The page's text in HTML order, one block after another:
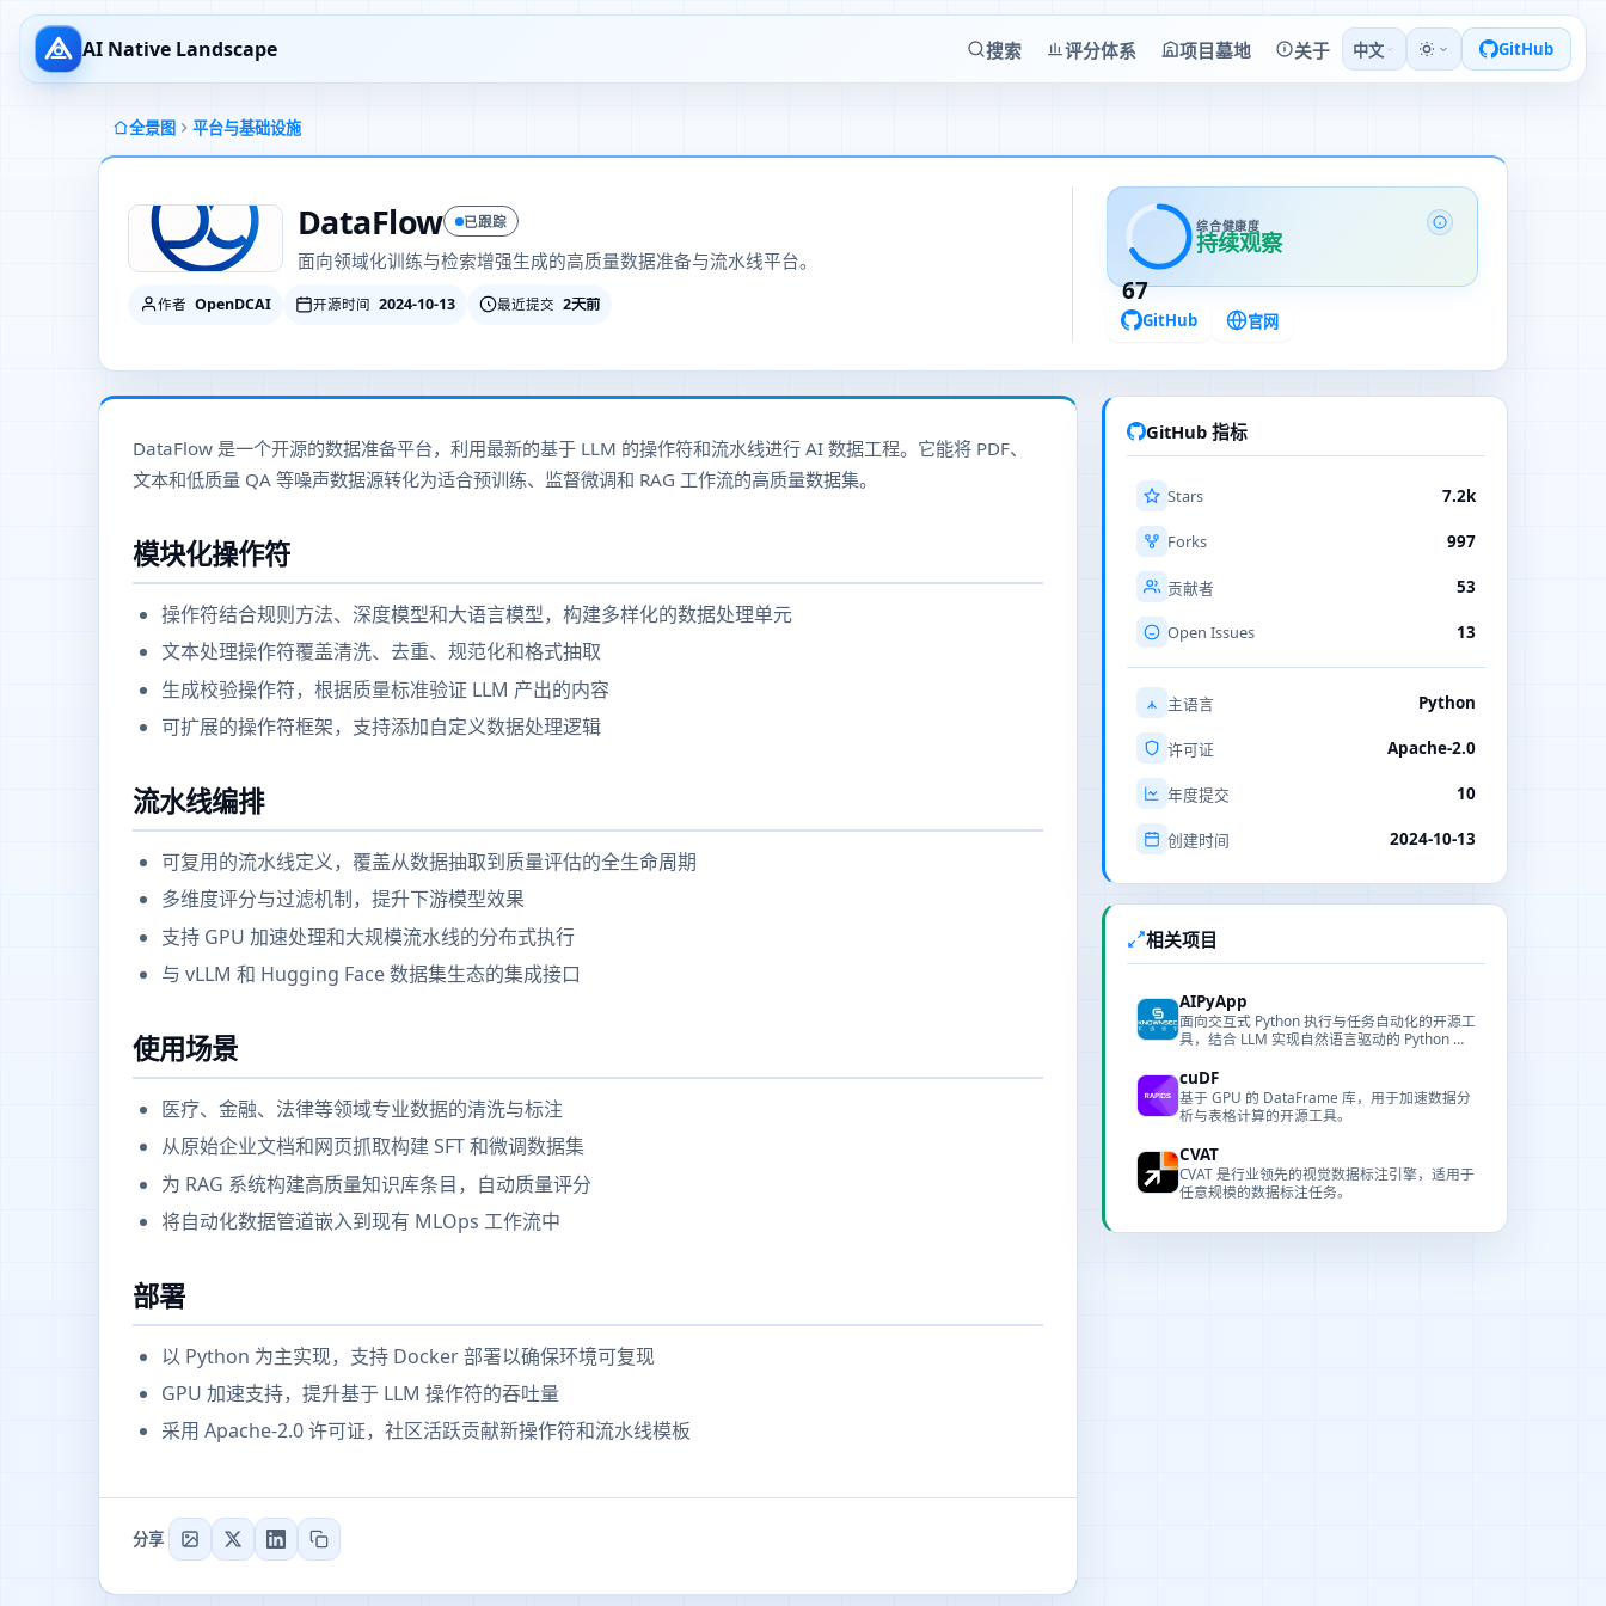
AI Native Landscape 搜索 评分体系 项目墓地 关于 中文 GitHub
全景图 平台与基础设施
DataFlow 已跟踪
面向领域化训练与检索增强生成的高质量数据准备与流水线平台。
作者 OpenDCAI 开源时间 2024-10-13 最近提交 2天前 67
综合健康度
持续观察
GitHub 官网
DataFlow 是一个开源的数据准备平台，利用最新的基于 LLM 的操作符和流水线进行 AI 数据工程。它能将 PDF、
文本和低质量 QA 等噪声数据源转化为适合预训练、监督微调和 RAG 工作流的高质量数据集。
模块化操作符
操作符结合规则方法、深度模型和大语言模型，构建多样化的数据处理单元
文本处理操作符覆盖清洗、去重、规范化和格式抽取
生成校验操作符，根据质量标准验证 LLM 产出的内容
可扩展的操作符框架，支持添加自定义数据处理逻辑
流水线编排
可复用的流水线定义，覆盖从数据抽取到质量评估的全生命周期
多维度评分与过滤机制，提升下游模型效果
支持 GPU 加速处理和大规模流水线的分布式执行
与 vLLM 和 Hugging Face 数据集生态的集成接口
使用场景
医疗、金融、法律等领域专业数据的清洗与标注
从原始企业文档和网页抓取构建 SFT 和微调数据集
为 RAG 系统构建高质量知识库条目，自动质量评分
将自动化数据管道嵌入到现有 MLOps 工作流中
部署
以 Python 为主实现，支持 Docker 部署以确保环境可复现
GPU 加速支持，提升基于 LLM 操作符的吞吐量
采用 Apache-2.0 许可证，社区活跃贡献新操作符和流水线模板
分享
GitHub 指标
Stars 7.2k
Forks 997
贡献者 53
Open Issues 13
主语言 Python
许可证 Apache-2.0
年度提交 10
创建时间 2024-10-13
相关项目
AIPyApp
面向交互式 Python 执行与任务自动化的开源工
具，结合 LLM 实现自然语言驱动的 Python 交
cuDF
基于 GPU 的 DataFrame 库，用于加速数据分
析与表格计算的开源工具。
CVAT
CVAT 是行业领先的视觉数据标注引擎，适用于
任意规模的数据标注任务。